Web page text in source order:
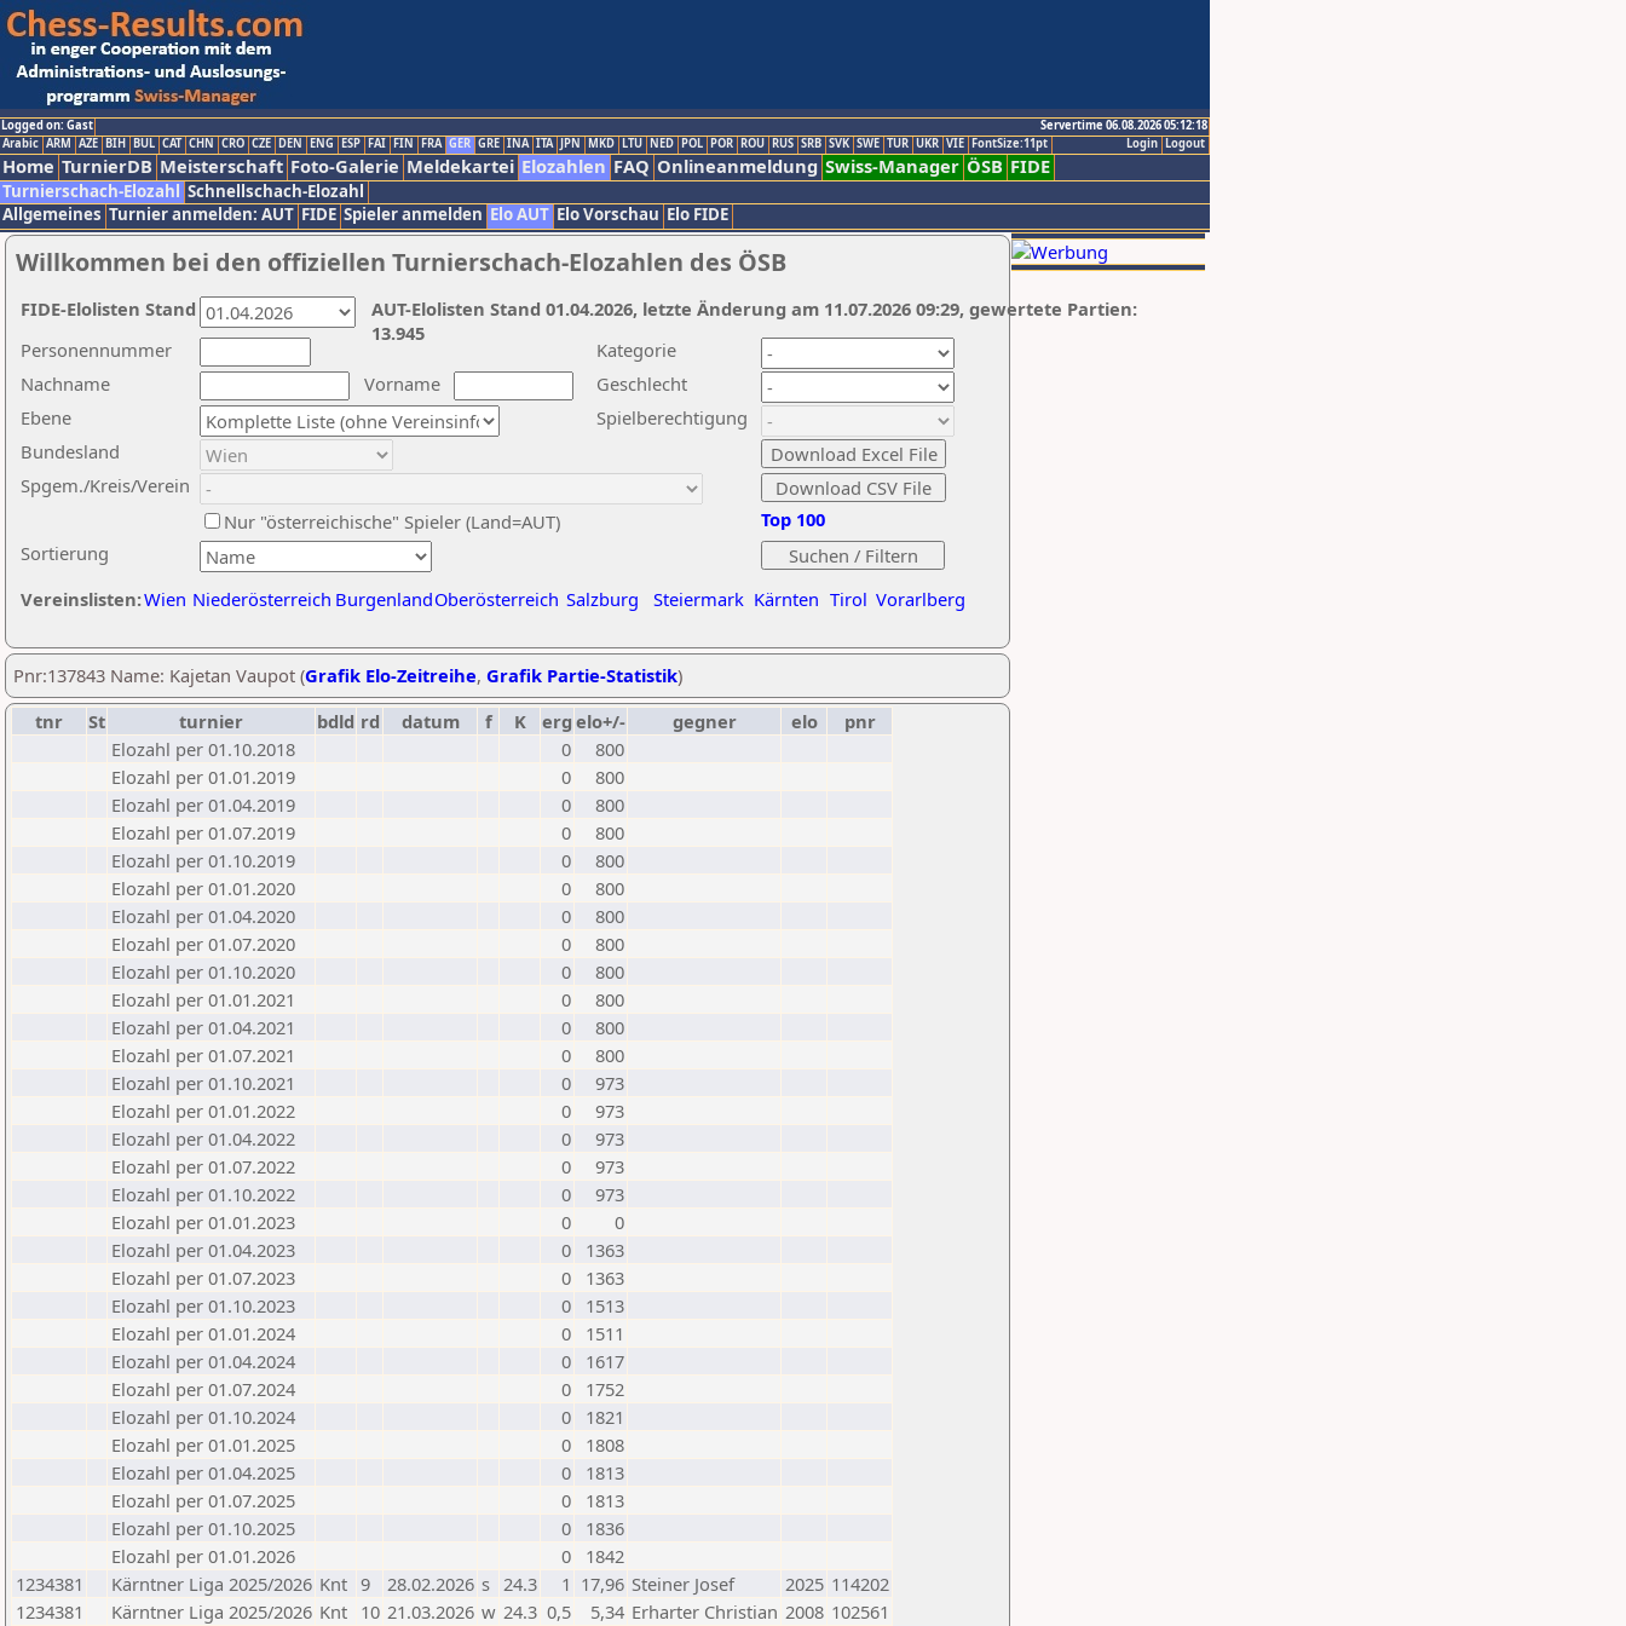
Logged on: Gast
Servertime 06.08.2026 05:12:18
Logout
Login
Arabic ARM AZE BIH BUL CAT CHN CRO CZE DEN ENG ESP FAI FIN FRA GER GRE INA ITA JPN MKD LTU NED POL POR ROU RUS SRB SVK SWE TUR UKR VIE FontSize:11pt
Home TurnierDB Meisterschaft Foto-Galerie Meldekartei Elozahlen FAQ Onlineanmeldung Swiss-Manager ÖSB FIDE
Turnierschach-Elozahl Schnellschach-Elozahl
Allgemeines Turnier anmelden: AUT FIDE Spieler anmelden Elo AUT Elo Vorschau Elo FIDE
Willkommen bei den offiziellen Turnierschach-Elozahlen des ÖSB
Nachname
Vorname
Ebene
Kategorie
Sortierung
Personennummer
Bundesland
Spgem./Kreis/Verein
Geschlecht
Nur "österreichische" Spieler (Land=AUT)
Spielberechtigung
Vereinslisten:Wien Niederösterreich BurgenlandOberösterreich Salzburg Steiermark Kärnten Tirol Vorarlberg
Top 100
AUT-Elolisten Stand 01.04.2026, letzte Änderung am 11.07.2026 09:29, gewertete Partien:
13.945
FIDE-Elolisten Stand
Pnr:137843 Name: Kajetan Vaupot (Grafik Elo-Zeitreihe, Grafik Partie-Statistik)
tnr
St turnier bdld rd datum f K erg elo+/- gegner elo
pnr
Elozahl per 01.10.2018
0
800
Elozahl per 01.01.2019
0
800
Elozahl per 01.04.2019
0
800
Elozahl per 01.07.2019
0
800
Elozahl per 01.10.2019
0
800
Elozahl per 01.01.2020
0
800
Elozahl per 01.04.2020
0
800
Elozahl per 01.07.2020
0
800
Elozahl per 01.10.2020
0
800
Elozahl per 01.01.2021
0
800
Elozahl per 01.04.2021
0
800
Elozahl per 01.07.2021
0
800
Elozahl per 01.10.2021
0
973
Elozahl per 01.01.2022
0
973
Elozahl per 01.04.2022
0
973
Elozahl per 01.07.2022
0
973
Elozahl per 01.10.2022
0
973
Elozahl per 01.01.2023
0
0
Elozahl per 01.04.2023
0
1363
Elozahl per 01.07.2023
0
1363
Elozahl per 01.10.2023
0
1513
Elozahl per 01.01.2024
0
1511
Elozahl per 01.04.2024
0
1617
Elozahl per 01.07.2024
0
1752
Elozahl per 01.10.2024
0
1821
Elozahl per 01.01.2025
0
1808
Elozahl per 01.04.2025
0
1813
Elozahl per 01.07.2025
0
1813
Elozahl per 01.10.2025
0
1836
Elozahl per 01.01.2026
0
1842
1234381
Kärntner Liga 2025/2026 Knt 9 28.02.2026 s 24.3 1 17,96 Steiner Josef 2025 114202
1234381
Kärntner Liga 2025/2026 Knt 10 21.03.2026 w 24.3 0,5 5,34 Erharter Christian 2008 102561